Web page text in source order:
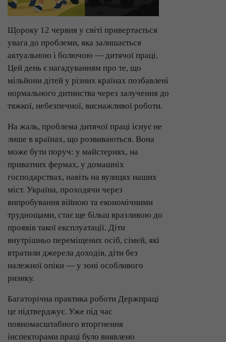
Щороку 12 червня у світі привертається
увага до проблеми, яка залишається
актуальною і болючою — дитячої праці.
Цей день є нагадуванням про те, що
мільйони дітей у різних країнах позбавлені
нормального дитинства через залучення до
тяжкої, небезпечної, виснажливої роботи.
На жаль, проблема дитячої праці існує не
лише в країнах, що розвиваються. Вона
може бути поруч: у майстернях, на
приватних фермах, у домашніх
господарствах, навіть на вулицях наших
міст. Україна, проходячи через
випробування війною та економічними
труднощами, стає ще більш вразливою до
проявів такої експлуатації. Діти
внутрішньо переміщених осіб, сімей, які
втратили джерела доходів, діти без
належної опіки — у зоні особливого
ризику.
Багаторічна практика роботи Держпраці
це підтверджує. Уже під час
повномасштабного вторгнення
інспекторами праці було виявлено